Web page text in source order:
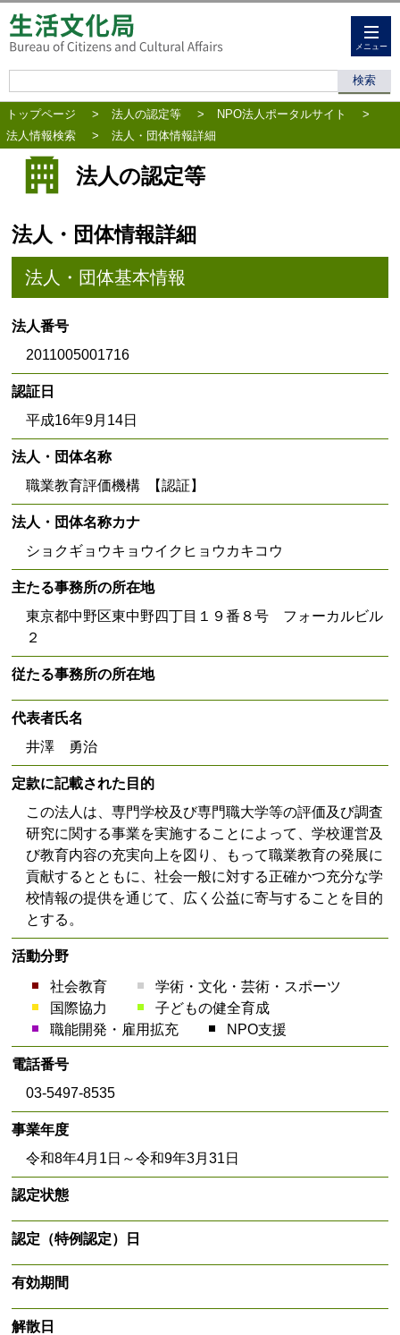
メニュー
トップページ > 法人の認定等 > NPO法人ポータルサイト
>
法人情報検索
> 法人・団体情報詳細
法人の認定等
法人・団体情報詳細
法人・団体基本情報
法人番号
2011005001716
認証日
平成16年9月14日
法人・団体名称
職業教育評価機構 【認証】
法人・団体名称カナ
ショクギョウキョウイクヒョウカキコウ
主たる事務所の所在地
東京都中野区東中野四丁目１９番８号 フォーカルビル
２
従たる事務所の所在地
代表者氏名
井澤 勇治
定款に記載された目的
この法人は、専門学校及び専門職大学等の評価及び調査
研究に関する事業を実施することによって、学校運営及
び教育内容の充実向上を図り、もって職業教育の発展に
貢献するとともに、社会一般に対する正確かつ充分な学
校情報の提供を通じて、広く公益に寄与することを目的
とする。
活動分野
社会教育
学術・文化・芸術・スポーツ
国際協力
子どもの健全育成
職能開発・雇用拡充
NPO支援
電話番号
03-5497-8535
事業年度
令和8年4月1日～令和9年3月31日
認定状態
認定（特例認定）日
有効期間
解散日